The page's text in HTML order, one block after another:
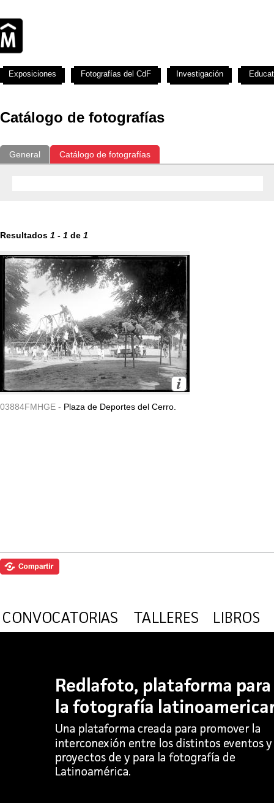
Catálogo de fotografías
General Catálogo de fotografías
Resultados 1 - 1 de 1
03884FMHGE - Plaza de Deportes del Cerro.
Exposiciones Fotografías del CdF Investigación